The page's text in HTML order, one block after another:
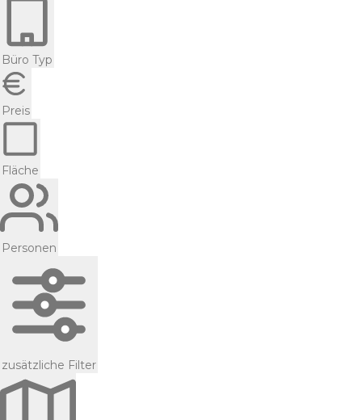
Büro Typ
Preis
Fläche
Personen
zusätzliche Filter